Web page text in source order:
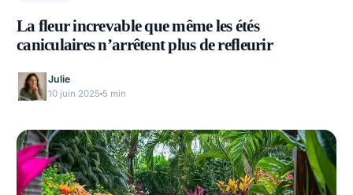
La fleur increvable que même les étés
caniculaires n’arrêtent plus de refleurir
Julie
10 juin 2025 5 min